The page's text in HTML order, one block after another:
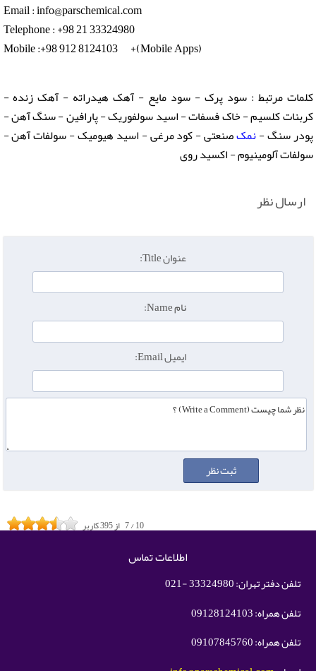
Email : info@parschemical.com
Telephone : +98 21 33324980
Mobile :+98 912 8124103 +(Mobile Apps)
کلمات مرتبط : سود پرک - سود مایع - آهک هیدراته - آهک زنده -
کربنات کلسیم - خاک فسفات - اسید سولفوریک - پارافین - سنگ آهن -
پودر سنگ -نمکصنعتی - کود مرغی - اسید هیومیک - سولفات آهن -
سولفات آلومینیوم - اکسید روی
ارسال نظر
عنوان Title:
نام Name:
ایمیل Email:
7/10 از395کاربر
اطلاعات تماس
تلفن دفتر تهران: 33324980 -021
تلفن همراه: 09128124103
تلفن همراه: 09107845760